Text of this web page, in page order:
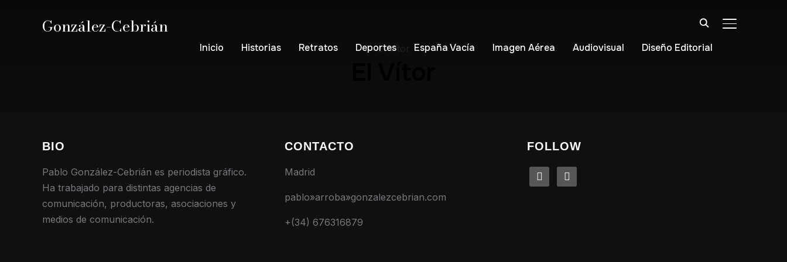
González-Cebrián ALTERNAR
Inicio Historias Retratos Deportes España Vacía Imagen Aérea Audiovisual Diseño Editorial
El Vitor
BIO
Pablo González-Cebrián es periodista gráfico.
Ha trabajado para distintas agencias de
comunicación, productoras, asociaciones y
medios de comunicación.
CONTACTO
Madrid
pablo»arroba»gonzalezcebrian.com
+(34) 676316879
FOLLOW
linkedin instagram